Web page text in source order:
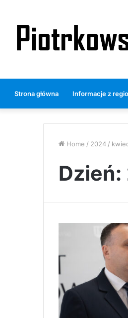
Strona główna Informacje z
Home / 2024 /
Dzień: